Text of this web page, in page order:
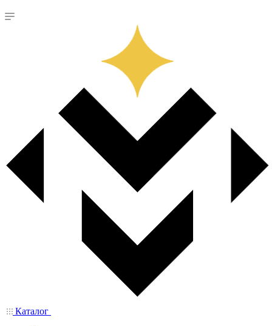
Каталог